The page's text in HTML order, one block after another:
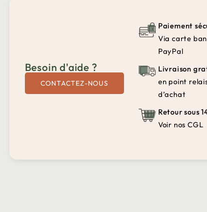
Besoin d'aide ?
CONTACTEZ-NOUS
Paiement
Via carte
PayPal
Livraison
en point
d’achat
Retour sous
Voir nos CGL